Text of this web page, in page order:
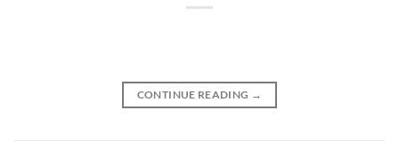
CONTINUE READING →